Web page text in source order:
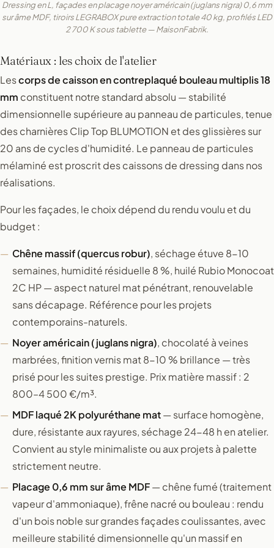
Dressing en L, façades en placage noyer américain (juglans nigra) 0,6 mm
sur âme MDF, tiroirs LEGRABOX pure extraction totale 40 kg, profilés LED
2 700 K sous tablette — MaisonFabrik.
Matériaux : les choix de l'atelier
Lescorps de caisson en contreplaqué bouleau multiplis 18
mm constituent notre standard absolu — stabilité
dimensionnelle supérieure au panneau de particules, tenue
des charnières Clip Top BLUMOTION et des glissières sur
20 ans de cycles d'humidité. Le panneau de particules
mélaminé est proscrit des caissons de dressing dans nos
réalisations.
Pour les façades, le choix dépend du rendu voulu et du
budget :
Chêne massif (quercus robur), séchage étuve 8-10
semaines, humidité résiduelle 8 %, huilé Rubio Monocoat
2C HP — aspect naturel mat pénétrant, renouvelable
sans décapage. Référence pour les projets
contemporains-naturels.
Noyer américain (juglans nigra), chocolaté à veines
marbrées, finition vernis mat 8-10 % brillance — très
prisé pour les suites prestige. Prix matière massif : 2
800–4 500 €/m³.
MDF laqué 2K polyuréthane mat— surface homogène,
dure, résistante aux rayures, séchage 24-48 h en atelier.
Convient au style minimaliste ou aux projets à palette
strictement neutre.
Placage 0,6 mm sur âme MDF— chêne fumé (traitement
vapeur d'ammoniaque), frêne nacré ou bouleau : rendu
d'un bois noble sur grandes façades coulissantes, avec
meilleure stabilité dimensionnelle qu'un massif en